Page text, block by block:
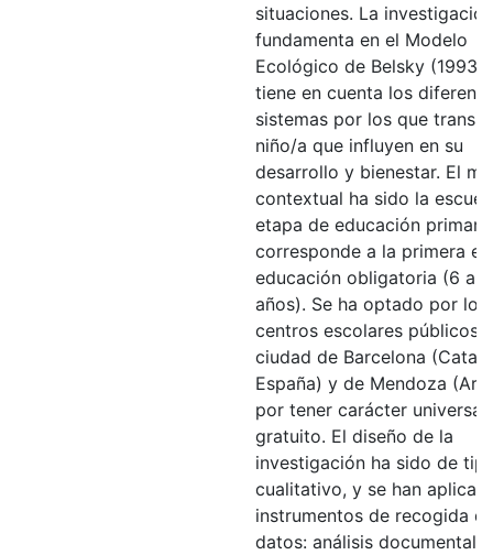
situaciones. La
fundamenta en el Modelo
Ecológico de Belsky
tiene en cuenta los
sistemas por los que
niño/a que influyen en su
desarrollo y bienestar. El
contextual ha sido la
etapa de educación
corresponde a la primera
educación obligatoria (6 a
años). Se ha optado por los
centros escolares públicos
ciudad de Barcelona
España) y de Mendoza
por tener carácter universal
gratuito. El diseño de la
investigación ha sido de
cualitativo, y se han
instrumentos de recogida
datos: análisis documental,